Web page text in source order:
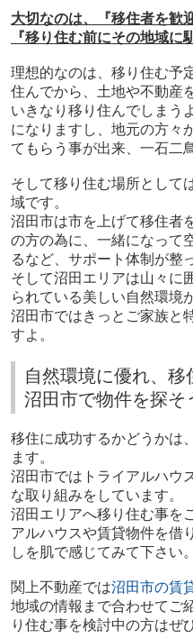
大切なのは、『移住者を歓
『移り住む前にその地域
理想的なのは、移り住む予
住んでから、土地や不動産
いきなり移り住んでしまう
になりますし、地元の方々
てもらう事が出来、一石二
そして移り住む場所として
域です。
沼田市は市を上げて移住者
の方の為に、一緒になって
るなど、サポート体制が整
そして沼田エリアは山々に
られている美しい自然環境
沼田市ではきっとご家族と
すよ。
自然環境に優れ、移
沼田市で物件を探そ
移住に成功するかどうかは
ます。
沼田市ではトライアルハウ
な取り組みをしています。
沼田エリアへ移り住む事を
アルハウスや賃貸物件を借
しを肌で感じてみて下さい。
関上不動産では沼田市の賃
地域の情報まで合わせてご
り住む事を検討中の方はぜ